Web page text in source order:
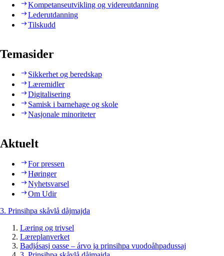
Kompetanseutvikling og videreutdanning
Lederutdanning
Tilskudd
Temasider
Sikkerhet og beredskap
Læremidler
Digitalisering
Samisk i barnehage og skole
Nasjonale minoriteter
Aktuelt
For pressen
Høringer
Nyhetsvarsel
Om Udir
3. Prinsihpa skåvlå dåjmajda
Læring og trivsel
Læreplanverket
Badjásasj oasse – árvo ja prinsihpa vuodoåhpadussaj